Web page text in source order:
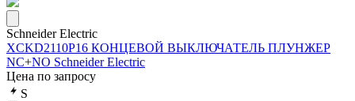
Schneider Electric
XCKD2110P16 КОНЦЕВОЙ ВЫКЛЮЧАТЕЛЬ ПЛУНЖЕР
NC+NO Schneider Electric
Цена по запросу
S